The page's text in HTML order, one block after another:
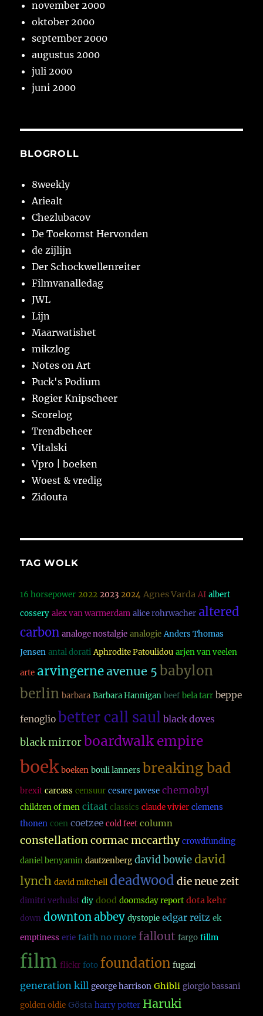
november 2000
oktober 2000
september 2000
augustus 2000
juli 2000
juni 2000
BLOGROLL
8weekly
Ariealt
Chezlubacov
De Toekomst Hervonden
de zijlijn
Der Schockwellenreiter
Filmvanalledag
JWL
Lijn
Maarwatishet
mikzlog
Notes on Art
Puck's Podium
Rogier Knipscheer
Scorelog
Trendbeheer
Vitalski
Vpro | boeken
Woest & vredig
Zidouta
TAG WOLK
16 horsepower 2022 2023 2024 Agnes Varda AI albert
cossery alex van warmerdam alice rohrwacher altered
carbon analoge nostalgie analogie Anders Thomas
Jensen antal dorati Aphrodite Patoulidou arjen van veelen
arte arvingerne avenue 5 babylon
berlin barbara Barbara Hannigan beef bela tarr beppe
fenoglio better call saul black doves
black mirror boardwalk empire
boek boeken bouli lanners breaking bad
brexit carcass censuur cesare pavese chernobyl
children of men citaat classics claude vivier clemens
thonen coen coetzee cold feet column
constellationcormac mccarthy crowdfunding
daniel benyamin dautzenberg david bowie david
lynch david mitchell deadwood die neue zeit
dimitri verhulst diy dood doomsday report dota kehr
down downton abbey dystopie edgar reitz ek
emptiness erie faith no more fallout fargo fillm
film flickr foto foundation fugazi
generation kill george harrison Ghibli giorgio bassani
golden oldie Gösta harry potter Haruki